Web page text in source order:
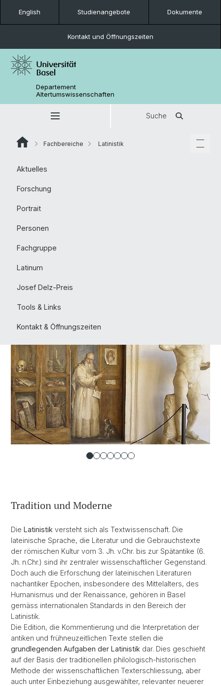
English Studienangebote Dokumente
Kontakt und Öffnungszeiten
Departement
Altertumswissenschaften
Suche
Fachbereiche Latinistik
Aktuelles
Forschung
Portrait
Personen
Fachgruppe
Latinum
Josef Delz-Preis
Tools & Links
Kontakt & Öffnungszeiten
Tradition und Moderne
Die Latinistik versteht sich als Textwissenschaft. Die
lateinische Sprache, die Literatur und die Gebrauchstexte
der römischen Kultur vom 3. Jh. v.Chr. bis zur Spätantike (6.
Jh. n.Chr.) sind ihr zentraler wissenschaftlicher Gegenstand.
Doch auch die Erforschung der lateinischen Literaturen
nachantiker Epochen, insbesondere des Mittelalters, des
Humanismus und der Renaissance, gehören in Basel
gemäss internationalen Standards in den Bereich der
Latinistik.
Die Edition, die Kommentierung und die Interpretation der
antiken und frühneuzeitlichen Texte stellen die
grundlegenden Aufgaben der Latinistik dar. Dies geschieht
auf der Basis der traditionellen philologisch-historischen
Methode der wissenschaftlichen Texterschliessung, aber
auch unter Einbeziehung ausgewählter, relevanter neuerer